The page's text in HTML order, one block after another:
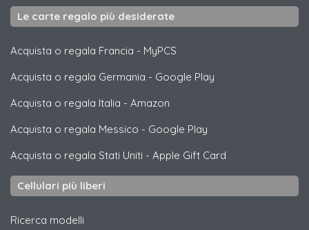
Le carte regalo più desiderate
Acquista o regala Francia - MyPCS
Acquista o regala Germania - Google Play
Acquista o regala Italia - Amazon
Acquista o regala Messico - Google Play
Acquista o regala Stati Uniti - Apple Gift Card
Cellulari più liberi
Ricerca modelli